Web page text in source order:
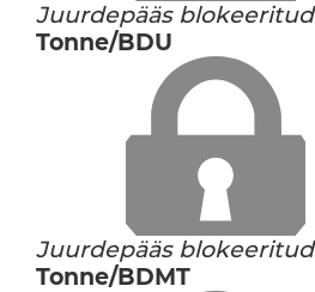
Juurdepääs blokeeritud
Tonne/BDU
Juurdepääs blokeeritud
Tonne/BDMT